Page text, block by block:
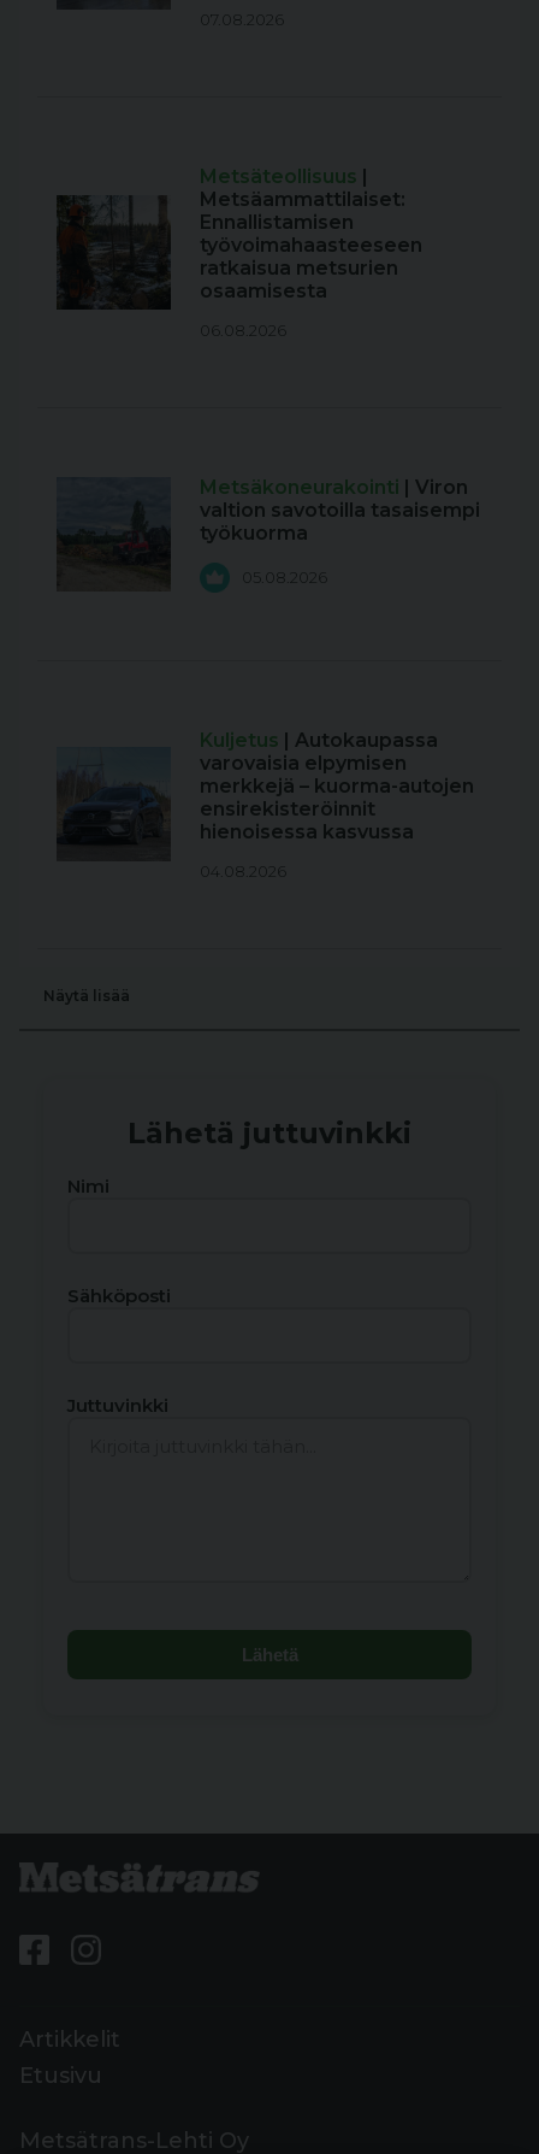
07.08.2026
Metsäteollisuus |
Metsäammattilaiset:
Ennallistamisen
työvoimahaasteeseen
ratkaisua metsurien
osaamisesta
06.08.2026
Metsäkoneurakointi | Viron
valtion savotoilla tasaisempi
työkuorma
05.08.2026
Kuljetus | Autokaupassa
varovaisia elpymisen
merkkejä – kuorma-autojen
ensirekisteröinnit
hienoisessa kasvussa
04.08.2026
Näytä lisää
Lähetä juttuvinkki
Nimi
Sähköposti
Juttuvinkki
Lähetä
Artikkelit
Etusivu
Metsätrans-Lehti Oy